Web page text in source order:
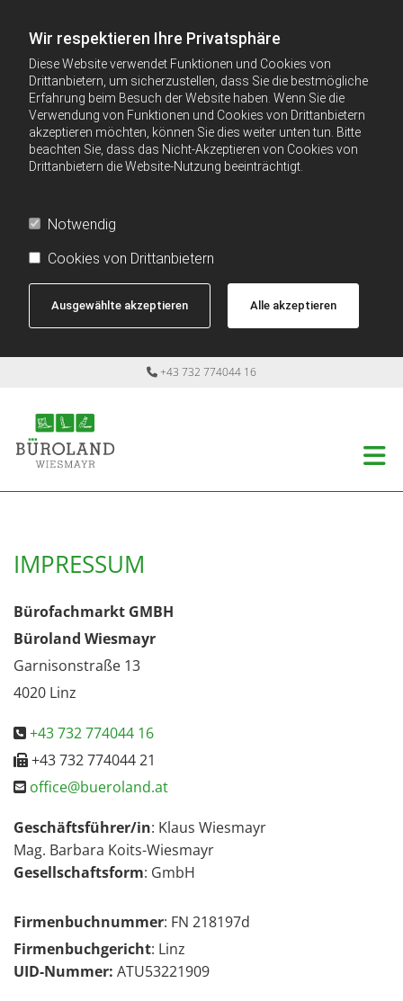
Wir respektieren Ihre Privatsphäre
Diese Website verwendet Funktionen und Cookies von
Drittanbietern, um sicherzustellen, dass Sie die bestmögliche
Erfahrung beim Besuch der Website haben. Wenn Sie die
Verwendung von Funktionen und Cookies von Drittanbietern
akzeptieren möchten, können Sie dies weiter unten tun. Bitte
beachten Sie, dass das Nicht-Akzeptieren von Cookies von
Drittanbietern die Website-Nutzung beeinträchtigt.
Notwendig
Cookies von Drittanbietern
Ausgewählte akzeptieren Alle akzeptieren
 +43 732 774044 16
IMPRESSUM
Bü­ro­fachmarkt GMBH
Büroland Wiesmayr
Garnisonstraße 13
4020 Linz
 +43 732 774044 16
 +43 732 774044 21
 office@bueroland.at
Ge­schäfts­füh­rer/in: Klaus Wies­mayr
Mag. Barbara Koits-Wiesmayr
Ge­sell­schafts­form: GmbH
Fir­men­buch­num­mer: FN 218197d
Fir­men­buch­ge­richt: Linz
UID-Num­mer: ATU53221909